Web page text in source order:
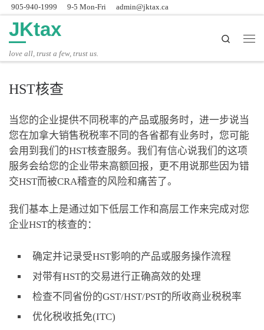
Skip to content
905-940-1999 9-5 Mon-Fri admin@jktax.ca
JKtax
love all, trust a few, trust us.
Search
HST核查
当您的企业提供不同税率的产品或服务时，进一步说当
您在加拿大销售税税率不同的各省都有业务时，您可能
会用到我们的HST核查服务。我们有信心说我们的这项
服务会给您的企业带来高额回报，更不用说那些因为错
交HST而被CRA稽查的风险和痛苦了。
我们基本上是通过如下低层工作和高层工作来完成对您
企业HST的核查的：
确定并记录受HST影响的产品或服务操作流程
对带有HST的交易进行正确高效的处理
检查不同省份的GST/HST/PST的所收商业税税率
优化税收抵免(ITC)